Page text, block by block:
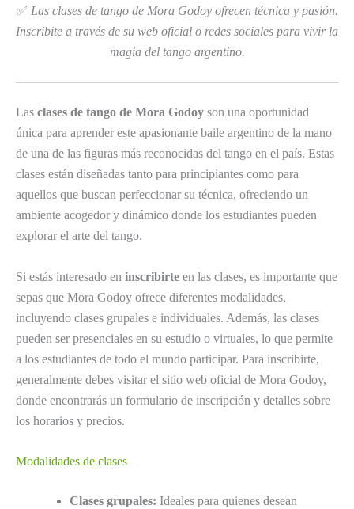
✅ Las clases de tango de Mora Godoy ofrecen técnica y pasión.
Inscribite a través de su web oficial o redes sociales para vivir la
magia del tango argentino.
Las clases de tango de Mora Godoy son una oportunidad
única para aprender este apasionante baile argentino de la mano
de una de las figuras más reconocidas del tango en el país. Estas
clases están diseñadas tanto para principiantes como para
aquellos que buscan perfeccionar su técnica, ofreciendo un
ambiente acogedor y dinámico donde los estudiantes pueden
explorar el arte del tango.
Si estás interesado en inscribirte en las clases, es importante que
sepas que Mora Godoy ofrece diferentes modalidades,
incluyendo clases grupales e individuales. Además, las clases
pueden ser presenciales en su estudio o virtuales, lo que permite
a los estudiantes de todo el mundo participar. Para inscribirte,
generalmente debes visitar el sitio web oficial de Mora Godoy,
donde encontrarás un formulario de inscripción y detalles sobre
los horarios y precios.
Modalidades de clases
Clases grupales: Ideales para quienes desean